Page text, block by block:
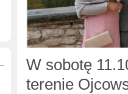
W sobotę
terenie